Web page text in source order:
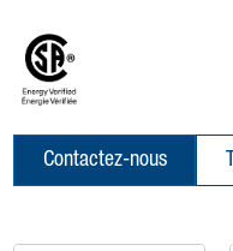
Contactez-nous